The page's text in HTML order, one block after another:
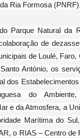
Ria Formosa (PNRF).
Parque Natural da
de
de Loulé, Faro,
António, os
dos
do
e da Atmosfera, a
Marítima do
o RIAS – Centro de